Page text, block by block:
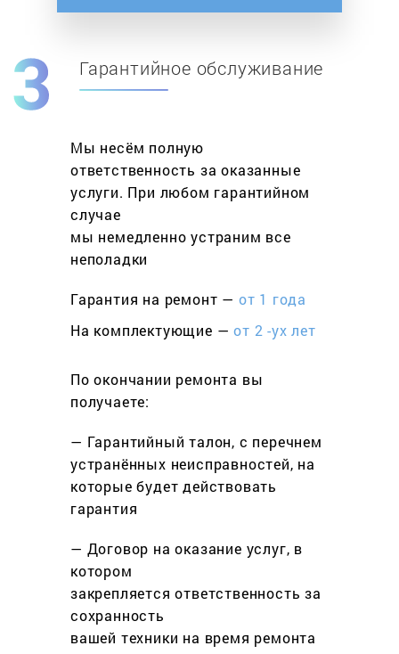
Гарантийное обслуживание
Мы несём полную
ответственность за оказанные
услуги. При любом гарантийном
cлучае
мы немедленно устраним все
неполадки
Гарантия на ремонт — от 1 года
На комплектующие —от 2 -ух лет
По окончании ремонта вы
получаете:
— Гарантийный талон, с перечнем
устранённых неисправностей, на
которые будет действовать
гарантия
— Договор на оказание услуг, в
котором
закрепляется ответственность за
сохранность
вашей техники на время ремонта